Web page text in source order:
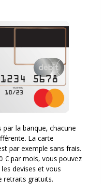
la banque, chacune
La carte
par exemple sans frais.
€ par mois, vous pouvez
devises et vous
retraits gratuits.